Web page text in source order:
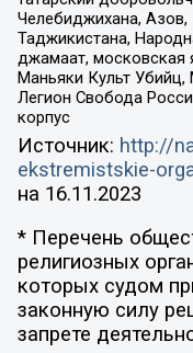
Челебиджихана,
Таджикистана,
джамаат, московская
Маньяки Культ
Легион Свобода
корпус
Источник: http://
ekstremistskie-
на 16.11.2023
* Перечень
религиозных
которых судом
законную силу
запрете